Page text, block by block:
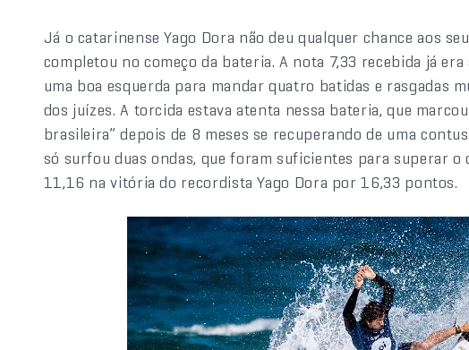
Já o catarinense Yago Dora não deu qualquer chance aos
completou no começo da bateria. A nota 7,33 recebida já
uma boa esquerda para mandar quatro batidas e rasgadas
dos juízes. A torcida estava atenta nessa bateria, que
brasileira” depois de 8 meses se recuperando de uma
só surfou duas ondas, que foram suficientes para superar
11,16 na vitória do recordista Yago Dora por 16,33 pontos.